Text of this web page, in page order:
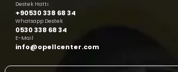
Destek Hattı
+90530 338 68 34
Whatsapp Destek
0530 338 68 34
E-Mail
info@opellcenter.com